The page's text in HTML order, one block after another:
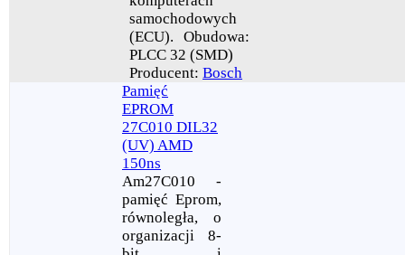
samochodowych
(ECU). Obudowa:
PLCC 32 (SMD)
Producent: Bosch
Pamięć
EPROM
27C010 DIL32
(UV) AMD
150ns
Am27C010 -
pamięć Eprom,
równoległa, o
organizacji 8-